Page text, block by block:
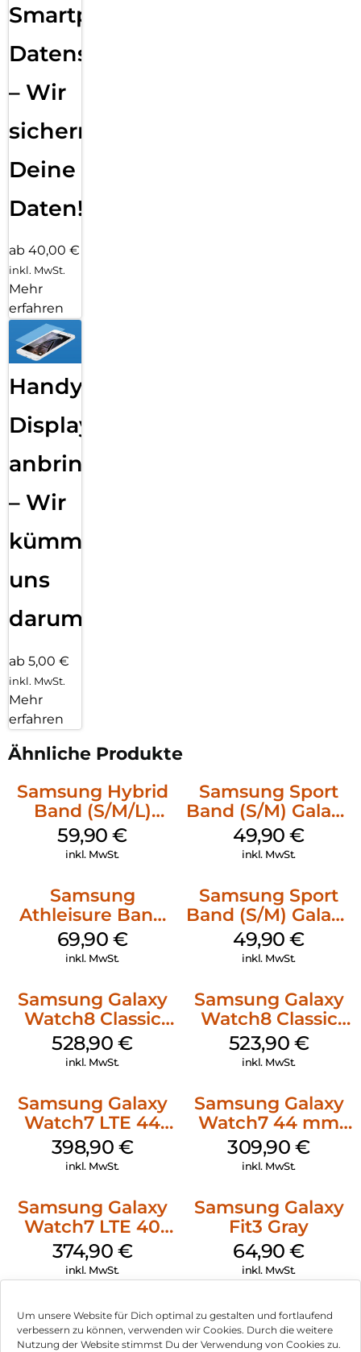
Um unsere Website für Dich optimal zu gestalten und fortlaufend
verbessern zu können, verwenden wir Cookies. Durch die weitere
Nutzung der Website stimmst Du der Verwendung von Cookies zu.
Smartphone
Datensicherung
– Wir
sichern
Deine
Daten!
ab 40,00 €
inkl. MwSt.
Mehr
erfahren
Handy
Displayfolie
anbringen
– Wir
kümmern
uns
darum!
ab 5,00 €
inkl. MwSt.
Mehr
erfahren
Ähnliche Produkte
Samsung Hybrid
Band (S/M/L)
Galaxy
Watch8/Watch8
59,90€
inkl. MwSt.
Samsung Sport
Band (S/M) Galaxy
Watch8/Watch8
Classic White
49,90€
inkl. MwSt.
Samsung
Athleisure Band
(M/L) Galaxy
Watch8/Watch8
69,90 €
inkl. MwSt.
Samsung Sport
Band (S/M) Galaxy
Watch8/Watch8
Classic Graphite
49,90€
inkl. MwSt.
Samsung Galaxy
Watch8 Classic
Black
528,90€
inkl. MwSt.
Samsung Galaxy
Watch8 Classic
White
523,90 €
inkl. MwSt.
Samsung Galaxy
Watch7 LTE 44
mm Silver
398,90 €
inkl. MwSt.
Samsung Galaxy
Watch7 44 mm
Silver
309,90€
inkl. MwSt.
Samsung Galaxy
Watch7 LTE 40
mm Cream
374,90 €
inkl. MwSt.
Samsung Galaxy
Fit3 Gray
64,90€
inkl. MwSt.